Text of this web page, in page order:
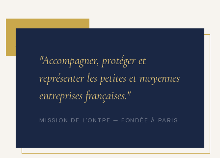
2010
ANNÉE DE FONDATION
"Accompagner, protéger et
représenter les petites et moyennes
entreprises françaises."
MISSION DE L'ONTPE — FONDÉE À PARIS